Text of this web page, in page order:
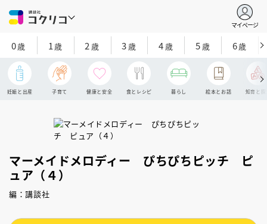
マイページ
0歳 1歳 2 歳 3歳 4歳 5歳 6歳
妊娠と出産 子育て 健康と安全 食とレシピ 暮らし 絵本とお話 知育と探
マーメイドメロディー ぴちぴちピッチ ピ
ュア（４）
編：講談社